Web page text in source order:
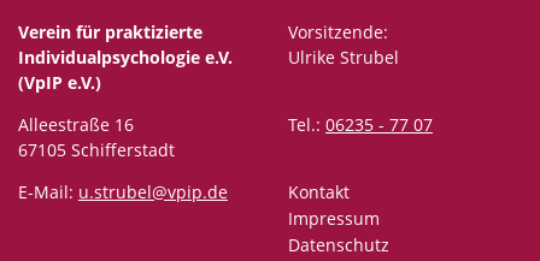
Verein für praktizierte
Individualpsychologie e.V.
(VpIP e.V.)
Vorsitzende:
Ulrike Strubel
Alleestraße 16
67105 Schifferstadt
Tel.: 06235 - 77 07
E-Mail: u.strubel@vpip.de
Kontakt
Impressum
Datenschutz